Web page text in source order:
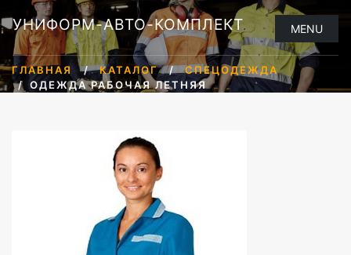
УНИФОРМ-АВТО-КОМПЛЕКТ MENU
ГЛАВНАЯ КАТАЛОГ
СПЕЦОДЕЖДА
ОДЕЖДА РАБОЧАЯ ЛЕТНЯЯ